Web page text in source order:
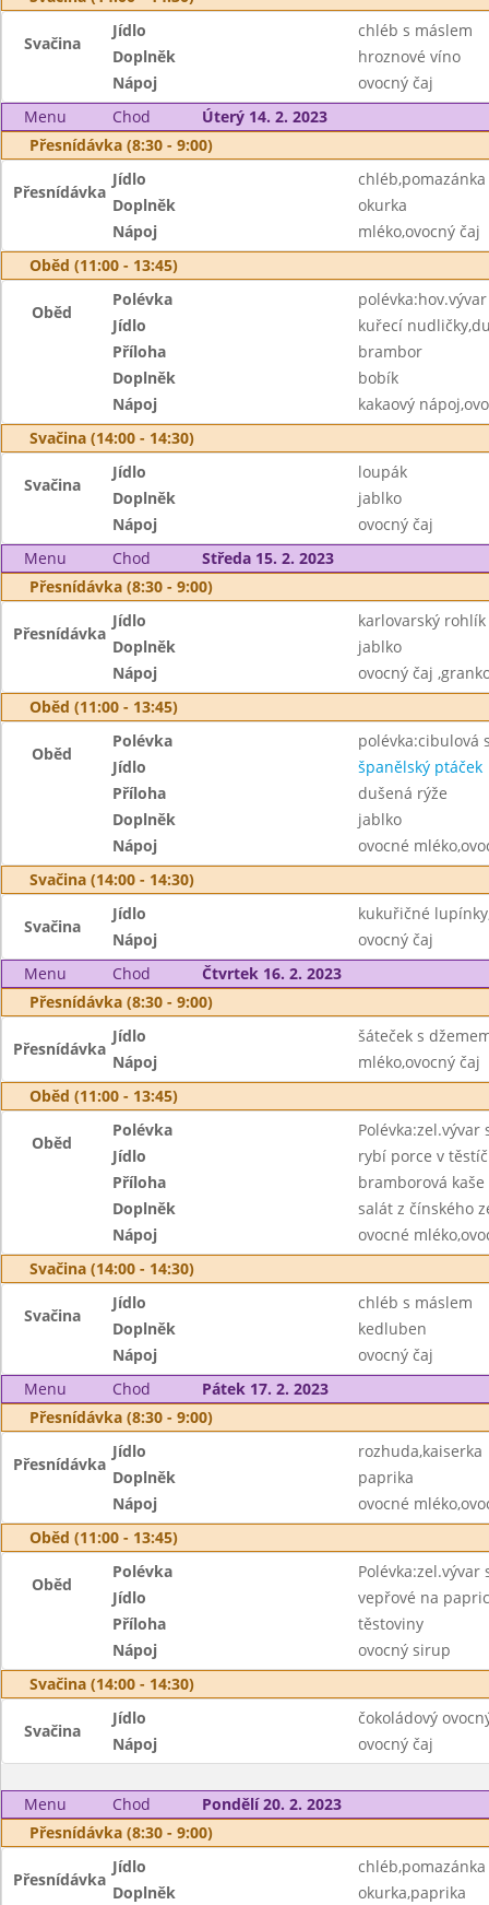
Svačina
Jídlo
chléb s máslem
Doplněk
hroznové víno
Nápoj
ovocný čaj
Menu
Chod
Úterý 14. 2. 2023
Přesnídávka (8:30 - 9:00)
Přesnídávka
Jídlo
Doplněk
okurka
Nápoj
mléko,ovocný čaj
Oběd (11:00 - 13:45)
Oběd
Polévka
Jídlo
kuřecí
Příloha
brambor
Doplněk
bobík
Nápoj
kakaový
Svačina (14:00 - 14:30)
Svačina
Jídlo
loupák
Doplněk
jablko
Nápoj
ovocný čaj
Menu
Chod
Středa 15. 2. 2023
Přesnídávka (8:30 - 9:00)
Přesnídávka
Jídlo
karlovarský
Doplněk
jablko
Nápoj
ovocný čaj
Oběd (11:00 - 13:45)
Oběd
Polévka
polévka:cibulová
Jídlo
španělský ptáček
Příloha
dušená rýže
Doplněk
jablko
Nápoj
ovocné
Svačina (14:00 - 14:30)
Svačina
Jídlo
kukuřičné
Nápoj
ovocný čaj
Menu
Chod
Čtvrtek 16. 2. 2023
Přesnídávka (8:30 - 9:00)
Přesnídávka
Jídlo
šáteček s
Nápoj
mléko,ovocný čaj
Oběd (11:00 - 13:45)
Oběd
Polévka
Polévka:zel.vývar
Jídlo
rybí porce v
Příloha
bramborová
Doplněk
salát z čínského
Nápoj
ovocné
Svačina (14:00 - 14:30)
Svačina
Jídlo
chléb s máslem
Doplněk
kedluben
Nápoj
ovocný čaj
Menu
Chod
Pátek 17. 2. 2023
Přesnídávka (8:30 - 9:00)
Přesnídávka
Jídlo
rozhuda,kaiserka
Doplněk
paprika
Nápoj
ovocné
Oběd (11:00 - 13:45)
Oběd
Polévka
Jídlo
vepřové na
Příloha
těstoviny
Nápoj
ovocný sirup
Svačina (14:00 - 14:30)
Svačina
Jídlo
čokoládový
Nápoj
ovocný čaj
Menu Chod
Pondělí 20. 2. 2023
Přesnídávka (8:30 - 9:00)
Přesnídávka
Jídlo
chléb,pomazánka
Doplněk
okurka,paprika